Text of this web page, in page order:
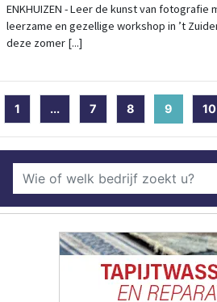
ENKHUIZEN - Leer de kunst van
leerzame en gezellige workshop in ’t
deze zomer [...]
1 ... 7 8 9 (current)
10